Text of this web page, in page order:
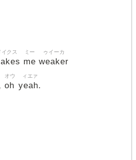
イクス
me
ミー
weaker
ゥイーカ
oh
オウ
yeah.
ィエァ